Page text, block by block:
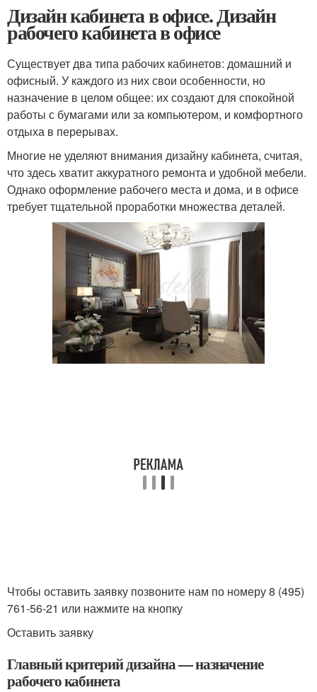
Дизайн кабинета в офисе. Дизайн
рабочего кабинета в офисе
Существует два типа рабочих кабинетов: домашний и
офисный. У каждого из них свои особенности, но
назначение в целом общее: их создают для спокойной
работы с бумагами или за компьютером, и комфортного
отдыха в перерывах.
Многие не уделяют внимания дизайну кабинета, считая,
что здесь хватит аккуратного ремонта и удобной мебели.
Однако оформление рабочего места и дома, и в офисе
требует тщательной проработки множества деталей.
Чтобы оставить заявку позвоните нам по номеру 8 (495)
761-56-21 или нажмите на кнопку
Оставить заявку
Главный критерий дизайна — назначение
рабочего кабинета